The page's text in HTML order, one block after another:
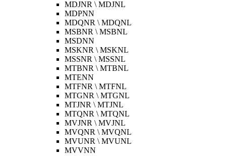
MDJNR \ MDJNL
MDPNN
MDQNR \ MDQNL
MSBNR \ MSBNL
MSDNN
MSKNR \ MSKNL
MSSNR \ MSSNL
MTBNR \ MTBNL
MTENN
MTFNR \ MTFNL
MTGNR \ MTGNL
MTJNR \ MTJNL
MTQNR \ MTQNL
MVJNR \ MVJNL
MVQNR \ MVQNL
MVUNR \ MVUNL
MVVNN